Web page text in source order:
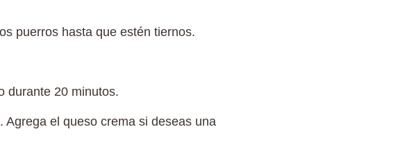
puerros hasta que estén tiernos.
durante 20 minutos.
el queso crema si deseas una